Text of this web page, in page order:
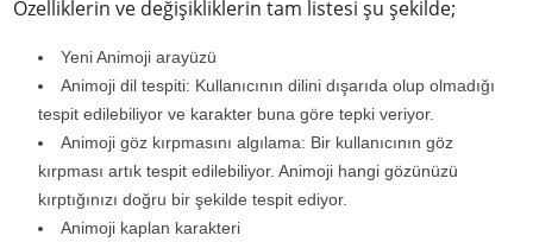
Özelliklerin ve değişikliklerin tam listesi şu şekilde;
Yeni Animoji arayüzü
Animoji dil tespiti: Kullanıcının dilini dışarıda olup olmadığı
tespit edilebiliyor ve karakter buna göre tepki veriyor.
Animoji göz kırpmasını algılama: Bir kullanıcının göz
kırpması artık tespit edilebiliyor. Animoji hangi gözünüzü
kırptığınızı doğru bir şekilde tespit ediyor.
Animoji kaplan karakteri